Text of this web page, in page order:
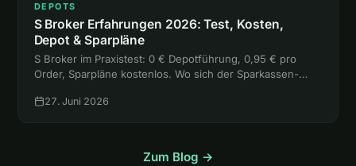
DEPOTS
S Broker Erfahrungen 2026: Test, Kosten,
Depot & Sparpläne
S Broker im Praxistest: 0 € Depotführung, 0,95 € pro
Order, Sparpläne kostenlos. Wo sich der Sparkassen-
und für wen er passt.
27. Juni 2026
Zum Blog →